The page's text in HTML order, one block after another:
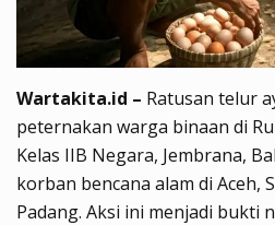
Wartakita.id – Ratusan telur
peternakan warga binaan di
Kelas IIB Negara, Jembrana,
korban bencana alam di Aceh,
Padang. Aksi ini menjadi bukti